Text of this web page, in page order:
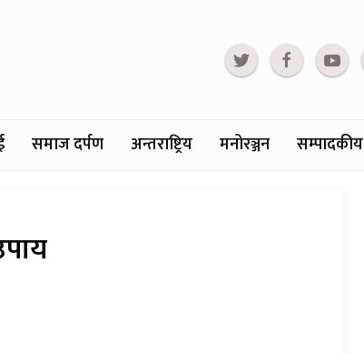
समाज दर्पण अन्तराष्ट्रिय मनोरञ्जन सम्पादकीय